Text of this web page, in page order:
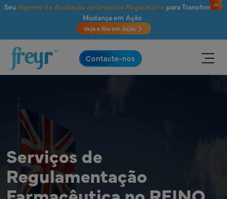
Saltar para o conteúdo principal
Seu Agente de Avaliação de Impacto Regulatóriopara Transformar
Mudança em Ação
Veja a Ria em Ação
.
Contacte-nos
Serviços de
Regulamentação